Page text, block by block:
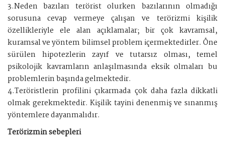
3.Neden bazıları terörist olurken bazılarının olmadığı
sorusuna cevap vermeye çalışan ve terörizmi kişilik
özellikleriyle ele alan açıklamalar; bir çok kavramsal,
kuramsal ve yöntem bilimsel problem içermektedirler. Öne
sürülen hipotezlerin zayıf ve tutarsız olması, temel
psikolojik kavramların anlaşılmasında eksik olmaları bu
problemlerin başında gelmektedir.
4.Teröristlerin profilini çıkarmada çok daha fazla dikkatli
olmak gerekmektedir. Kişilik tayini denenmiş ve sınanmış
yöntemlere dayanmalıdır.
Terörizmin sebepleri